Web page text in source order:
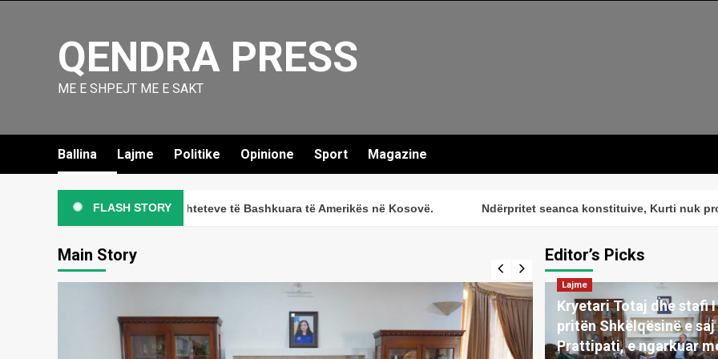
QENDRA PRESS
ME E SHPEJT ME E SAKT
Ballina Lajme Politike Opinione Sport Magazine
FLASH STORY
në Ambasadën e Shteteve të Bashkuara të Amerikës në Kosovë. Ndërpritet seanca konstituive, Kurti nuk propozon
Main Story Editor’s Picks
Lajme
Kryetari Totaj dhe stafi
pritën Shkëlqësinë e
Prattipati, e ngarkuar